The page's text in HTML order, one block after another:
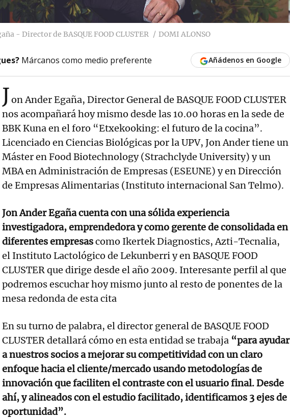
- Director de BASQUE FOOD CLUSTER DOMI ALONSO
Márcanos como medio preferente Añádenos en Google
Jon Ander Egaña, Director General de BASQUE FOOD CLUSTER
nos acompañará hoy mismo desde las 10.00 horas en la sede de
BBK Kuna en el foro “Etxekooking: el futuro de la cocina”.
Licenciado en Ciencias Biológicas por la UPV, Jon Ander tiene un
Máster en Food Biotechnology (Strachclyde University) y un
MBA en Administración de Empresas (ESEUNE) y en Dirección
de Empresas Alimentarias (Instituto internacional San Telmo).
Jon Ander Egaña cuenta con una sólida experiencia
investigadora, emprendedora y como gerente de consolidada en
diferentes empresascomo Ikertek Diagnostics, Azti-Tecnalia,
el Instituto Lactológico de Lekunberri y en BASQUE FOOD
CLUSTER que dirige desde el año 2009. Interesante perfil al que
podremos escuchar hoy mismo junto al resto de ponentes de la
mesa redonda de esta cita
En su turno de palabra, el director general de BASQUE FOOD
CLUSTER detallará cómo en esta entidad se trabaja “para ayudar
a nuestros socios a mejorar su competitividad con un claro
enfoque hacia el cliente/mercado usando metodologías de
innovación que faciliten el contraste con el usuario final. Desde
ahí, y alineados con el estudio facilitado, identificamos 3 ejes de
oportunidad”.